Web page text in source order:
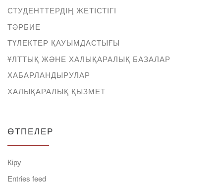
СТУДЕНТТЕРДІҢ ЖЕТІСТІГІ
ТӘРБИЕ
ТҮЛЕКТЕР ҚАУЫМДАСТЫҒЫ
ҰЛТТЫҚ ЖӘНЕ ХАЛЫҚАРАЛЫҚ БАЗАЛАР
ХАБАРЛАНДЫРУЛАР
ХАЛЫҚАРАЛЫҚ ҚЫЗМЕТ
ӨТПЕЛЕР
Кіру
Entries feed